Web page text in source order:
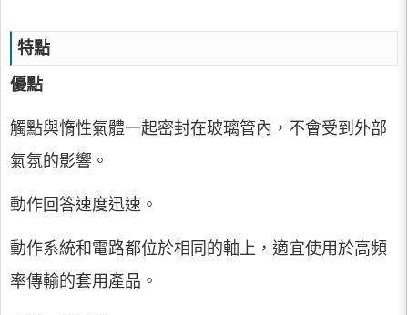
特點
優點
觸點與惰性氣體一起密封在玻璃管內，不會受到外部
氣氛的影響。
動作回答速度迅速。
動作系統和電路都位於相同的軸上，適宜使用於高頻
率傳輸的套用產品。